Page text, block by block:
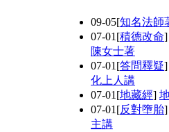
09-05[知名法師
07-01 [積德改命
陳女士著
07-01 [答問釋疑
化上人講
07-01 [地藏經]
07-01 [反對墮胎
主講